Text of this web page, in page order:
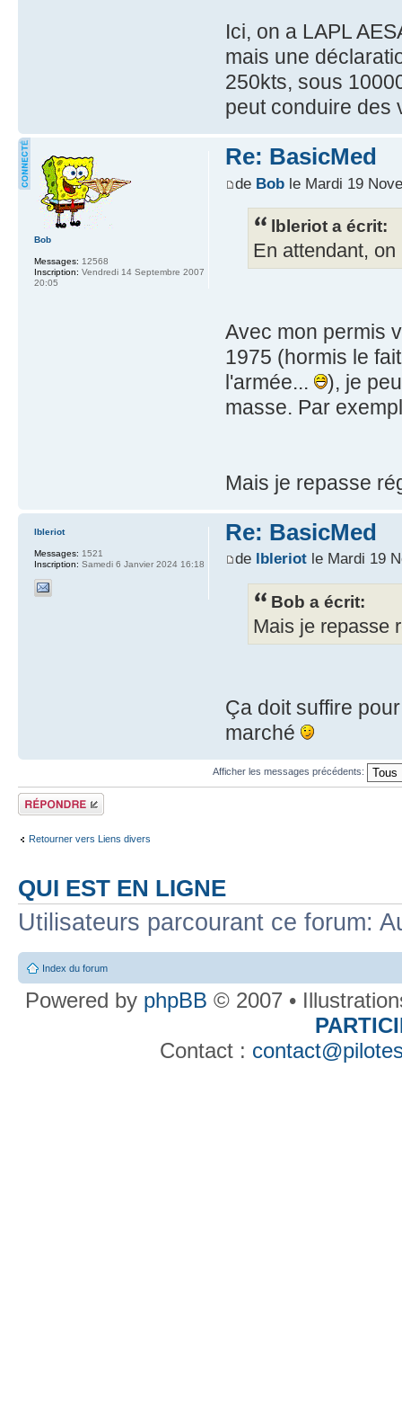
Ici, on a LAPL
mais une
250kts, sous
peut conduire des
Re: BasicMed
de Boble Mardi 19
lbleriot a écrit:
En attendant,
Avec mon permis
1975 (hormis le
l'armée...
), je
masse. Par
Mais je repasse
Bob
Messages: 12568
Inscription: Vendredi 14 Septembre 2007
20:05
Re: BasicMed
de lbleriotle Mardi 19
Bob a écrit:
Mais je repasse
Ça doit suffire
marché
lbleriot
Messages: 1521
Inscription: Samedi 6 Janvier 2024 16:18
Afficher les messages précédents:
Répondre
Retourner vers Liens divers
QUI EST EN LIGNE
Utilisateurs parcourant ce forum:
Index du forum
Powered by phpBB © 2007 •
Contact :